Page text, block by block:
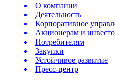
О компании
Деятельность
Корпоративное
Акционерам и
Потребителям
Закупки
Устойчивое развитие
Пресс-центр